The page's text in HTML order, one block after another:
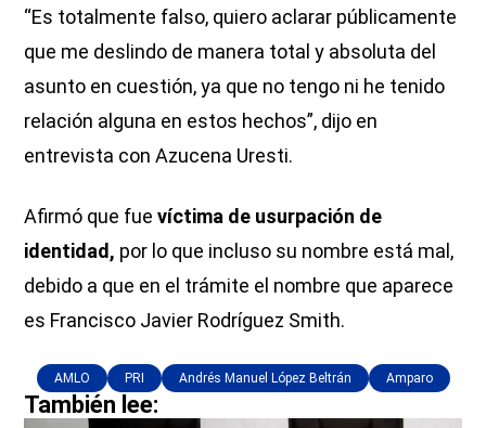
“Es totalmente falso, quiero aclarar públicamente
que me deslindo de manera total y absoluta del
asunto en cuestión, ya que no tengo ni he tenido
relación alguna en estos hechos”, dijo en
entrevista con Azucena Uresti.
Afirmó que fuevíctima de usurpación de
identidad, por lo que incluso su nombre está mal,
debido a que en el trámite el nombre que aparece
es Francisco Javier Rodríguez Smith.
AMLO PRI Andrés Manuel López Beltrán Amparo
También lee: